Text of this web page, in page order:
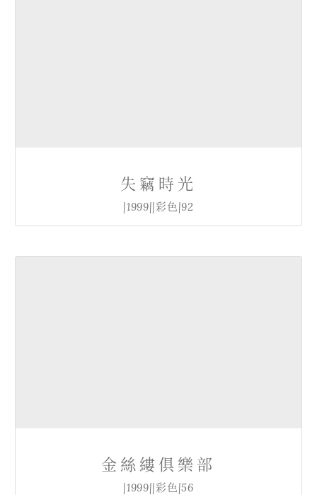
失竊時光
|1999||彩色|92
金絲縷俱樂部
|1999||彩色|56